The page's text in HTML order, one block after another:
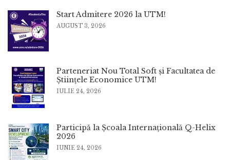
Start Admitere 2026 la UTM!
AUGUST 3, 2026
Parteneriat Nou Total Soft și Facultatea de
Științele Economice UTM!
IULIE 24, 2026
Participă la Școala Internațională Q-Helix
2026
IUNIE 24, 2026